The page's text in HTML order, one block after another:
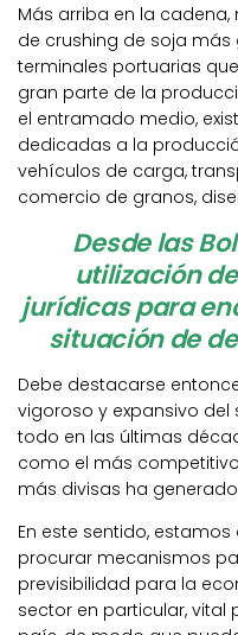
Más arriba en la
de crushing de soja
terminales portuarias
gran parte de la
el entramado medio,
dedicadas a la
vehículos de carga,
comercio de granos,
Desde las
utilización
jurídicas para
situación de
Debe destacarse
vigoroso y expansivo
todo en las últimas
como el más
más divisas ha
En este sentido,
procurar mecanismos
previsibilidad para la
sector en particular, vital